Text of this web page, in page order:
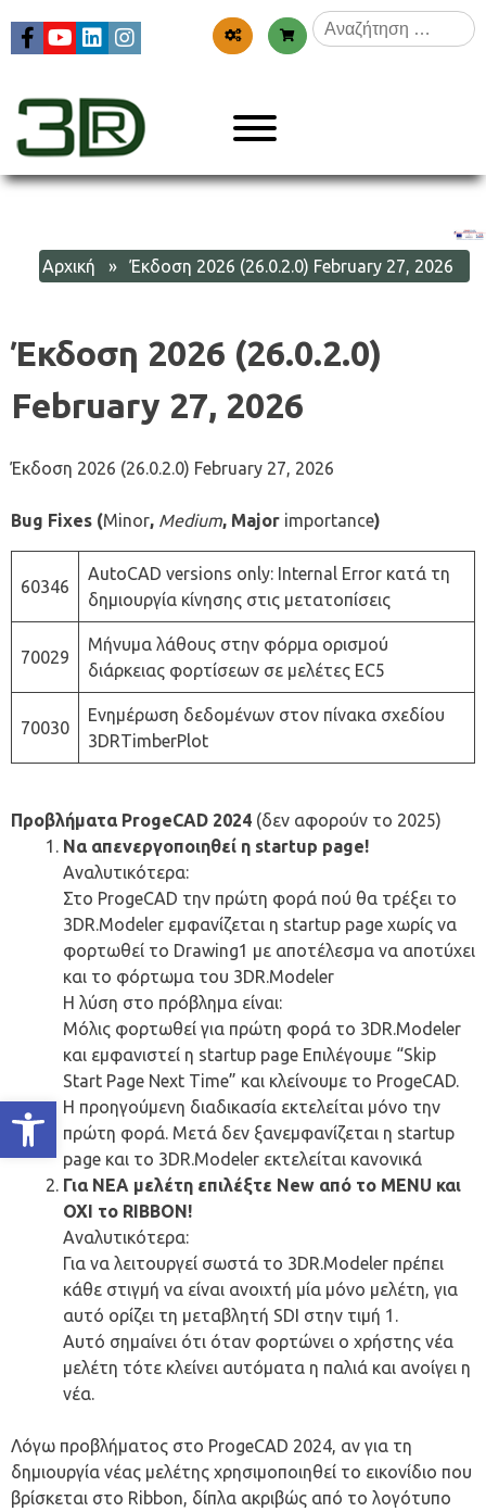
Ανοίξτε τη γραμμή εργαλείων
Αναζήτηση
για:
3dr
Αρχική » Έκδοση 2026 (26.0.2.0) February 27, 2026
Έκδοση 2026 (26.0.2.0)
February 27, 2026
Έκδοση 2026 (26.0.2.0) February 27, 2026
Bug Fixes (Minor, Medium, Major importance)
60346
AutoCAD versions only: Internal Error κατά τη
δημιουργία κίνησης στις μετατοπίσεις
70029
Μήνυμα λάθους στην φόρμα ορισμού
διάρκειας φορτίσεων σε μελέτες EC5
70030
Ενημέρωση δεδομένων στον πίνακα σχεδίου
3DRTimberPlot
Προβλήματα ProgeCAD 2024 (δεν αφορούν το 2025)
Να απενεργοποιηθεί η startup page!
Αναλυτικότερα:
Στο ProgeCAD την πρώτη φορά πού θα τρέξει το
3DR.Modeler εμφανίζεται η startup page χωρίς να
φορτωθεί το Drawing1 με αποτέλεσμα να αποτύχει
και το φόρτωμα του 3DR.Modeler
Η λύση στο πρόβλημα είναι:
Μόλις φορτωθεί για πρώτη φορά το 3DR.Modeler
και εμφανιστεί η startup page Επιλέγουμε “Skip
Start Page Next Time” και κλείνουμε το ProgeCAD.
Η προηγούμενη διαδικασία εκτελείται μόνο την
πρώτη φορά. Μετά δεν ξανεμφανίζεται η startup
page και το 3DR.Modeler εκτελείται κανονικά
Για ΝΕΑ μελέτη επιλέξτε New από το MENU και
ΟΧΙ το RIBBON!
Αναλυτικότερα:
Για να λειτουργεί σωστά το 3DR.Modeler πρέπει
κάθε στιγμή να είναι ανοιχτή μία μόνο μελέτη, για
αυτό ορίζει τη μεταβλητή SDI στην τιμή 1.
Αυτό σημαίνει ότι όταν φορτώνει ο χρήστης νέα
μελέτη τότε κλείνει αυτόματα η παλιά και ανοίγει η
νέα.
Λόγω προβλήματος στο ProgeCAD 2024, αν για τη
δημιουργία νέας μελέτης χρησιμοποιηθεί το εικονίδιο που
βρίσκεται στο Ribbon, δίπλα ακριβώς από το λογότυπο